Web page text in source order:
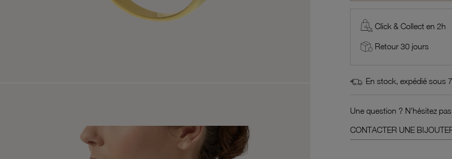
Click & Collect en 2h
Retour 30 jours
En stock, expédié sous
Une question ? N'hésitez
CONTACTER UNE